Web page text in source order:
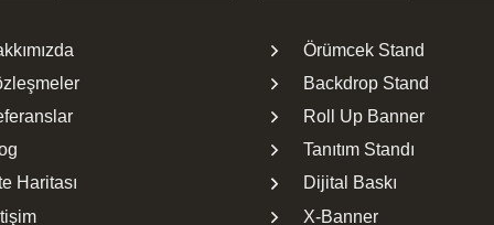
Haritası
Örümcek Stand
Backdrop Stand
Roll Up Banner
Tanıtım Standı
Dijital Baskı
X-Banner